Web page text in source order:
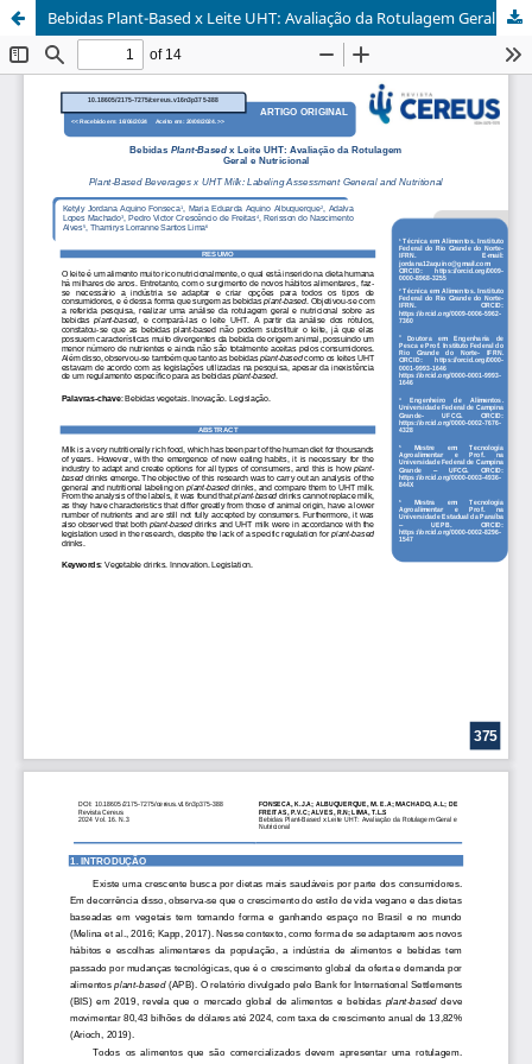
Bebidas Plant-Based x Leite UHT: Avaliação da Rotulagem Geral e Nutricional